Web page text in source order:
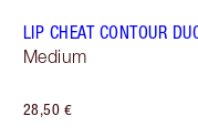
LIP CHEAT CONTOUR
Medium
28,50 €